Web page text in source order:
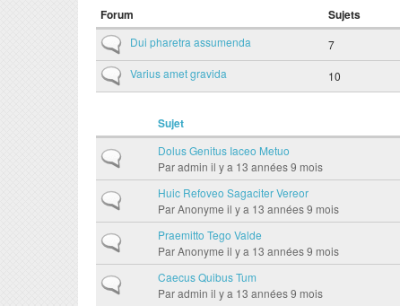
Forum Sujets
Aucun nouveau message
Dui pharetra assumenda 7
Aucun nouveau message
Varius amet gravida 10
Sujet
Sujet normalDolus Genitus Iaceo Metuo
Paradmin il y a 13 années 9 mois
Sujet normalHuic Refoveo Sagaciter Vereor
ParAnonyme il y a 13 années 9 mois
Sujet normalPraemitto Tego Valde
ParAnonyme il y a 13 années 9 mois
Sujet normalCaecus Quibus Tum
Paradmin il y a 13 années 9 mois